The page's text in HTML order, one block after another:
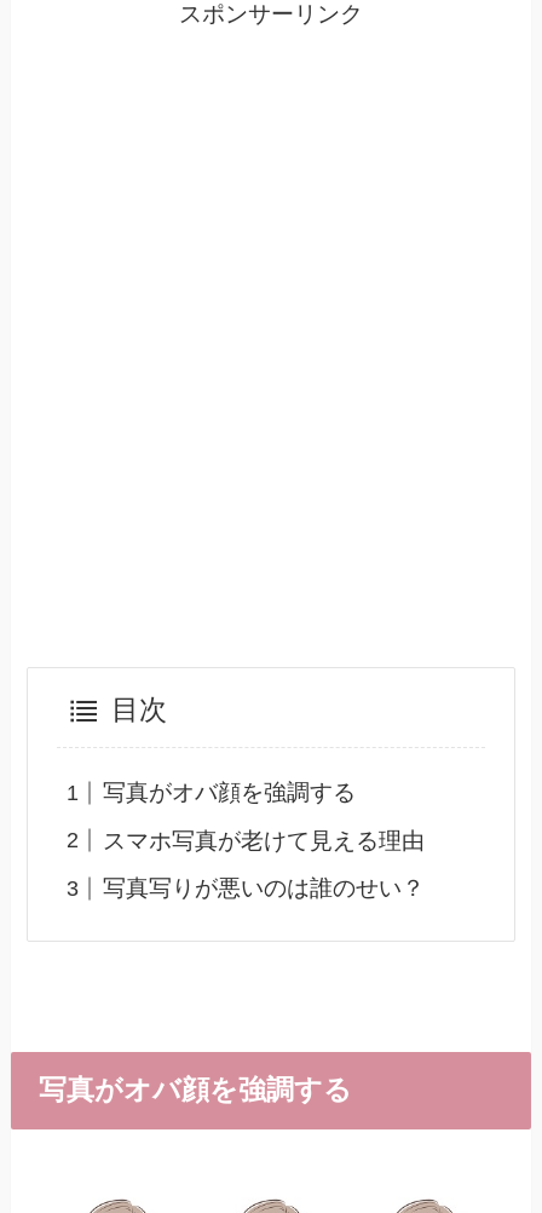
スポンサーリンク
目次
写真がオバ顔を強調する
スマホ写真が老けて見える理由
写真写りが悪いのは誰のせい？
写真がオバ顔を強調する